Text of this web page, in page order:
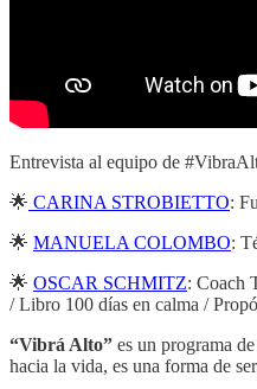
Entrevista al equipo de
🌟 CARINA STROBIETTO:
🌟 MANUELA COLOMBO:
🌟 OSCAR SCHMITZ: Coach
/ Libro 100 días en calma /
“Vibrá Alto” es un programa
hacia la vida, es una forma de